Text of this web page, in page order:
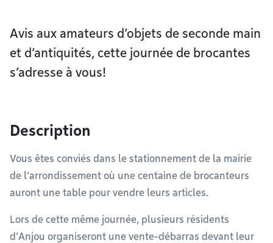
Avis aux amateurs d’objets de seconde main
et d’antiquités, cette journée de brocantes
s’adresse à vous!
Description
Vous êtes conviés dans le stationnement de la mairie
de l’arrondissement où une centaine de brocanteurs
auront une table pour vendre leurs articles.
Lors de cette même journée, plusieurs résidents
d’Anjou organiseront une vente-débarras devant leur